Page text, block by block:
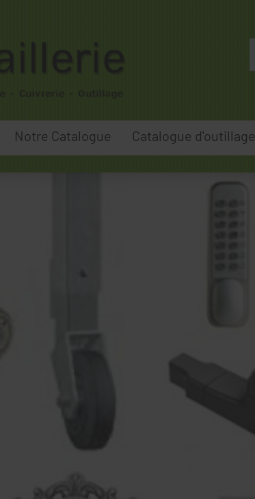
Notre Catalogue Catalogue d'outillage